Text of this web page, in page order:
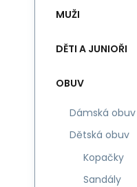
MUŽI
DĚTI A JUNIOŘI
OBUV
Dámská obuv
Dětská obuv
Kopačky
Sandály